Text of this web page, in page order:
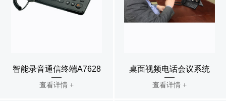
智能录音通信终端A7628
查看详情 +
桌面视频电话会议系统
查看详情 +